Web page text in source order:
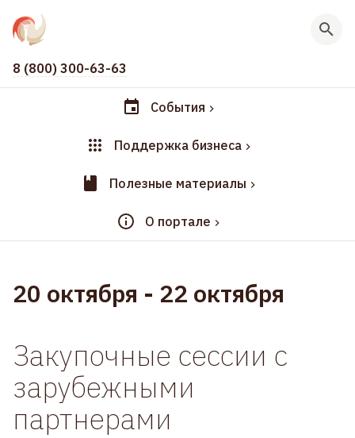
8 (800) 300-63-63
События
Поддержка бизнеса
Полезные материалы
О портале
20 октября - 22 октября
Закупочные сессии с
зарубежными
партнерами